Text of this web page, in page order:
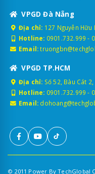
VPGD Đà Nẵng
Địa chỉ: 127 Nguyễn Hữu
Hotline: 0901.732.999 -
Email:
VPGD TP.HCM
Địa chỉ: Số 52, Bàu Cát
Hotline: 0901.732.999 -
Email:
© 2011 Power By TechGlobal